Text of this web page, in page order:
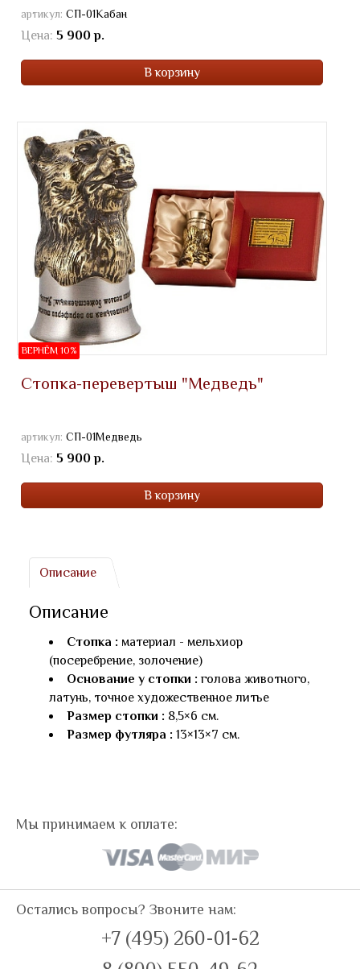
Описание
Описание
Стопка : материал - мельхиор
(посеребрение, золочение)
Основание у стопки :голова животного,
латунь, точное художественное литье
Размер стопки : 8,5×6 см.
Размер футляра : 13×13×7 см.
артикул: СП-01Кабан
Цена: 5 900 р.
В корзину
ВЕРНЁМ 10%
Стопка-перевертыш "Медведь"
артикул: СП-01Медведь
Цена: 5 900 р.
В корзину
Мы принимаем к оплате:
Остались вопросы? Звоните нам:
+7 (495) 260-01-62